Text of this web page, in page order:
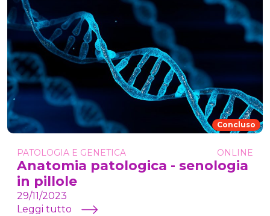
Concluso
PATOLOGIA E GENETICA ONLINE
Anatomia patologica - senologia
in pillole
29/11/2023
Leggi tutto